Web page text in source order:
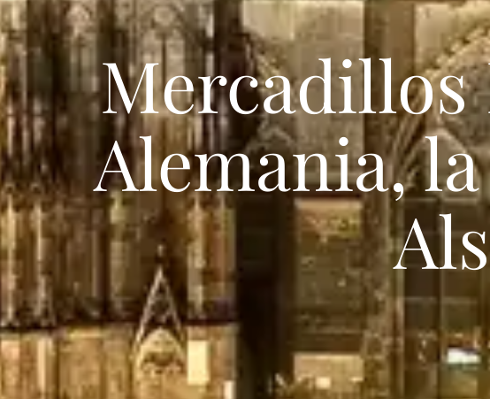
Mercadillos
Alemania,